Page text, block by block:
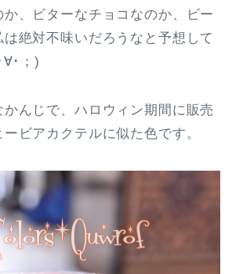
、ビターなチョコなのか、ビー
絶対不味いだろうなと予想して
∀･；)
んじで、ハロウィン期間に販売
ビアカクテルに似た色です。